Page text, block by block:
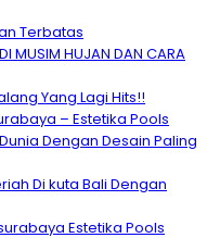
Terbatas
MUSIM HUJAN DAN CARA
Yang Lagi Hits!!
– Estetika Pools
Dengan Desain Paling
Di kuta Bali Dengan
Estetika Pools